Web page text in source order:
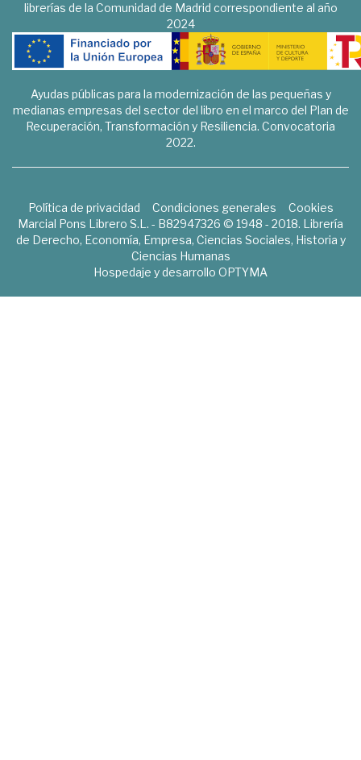
librerías de la Comunidad de Madrid correspondiente al año
2024
Ayudas públicas para la modernización de las pequeñas y
medianas empresas del sector del libro en el marco del Plan de
Recuperación, Transformación y Resiliencia. Convocatoria
2022.
Política de privacidad Condiciones generales
Cookies
Marcial Pons Librero S.L. - B82947326 © 1948 - 2018. Librería
de Derecho, Economía, Empresa, Ciencias Sociales, Historia y
Ciencias Humanas
Hospedaje y desarrollo OPTYMA